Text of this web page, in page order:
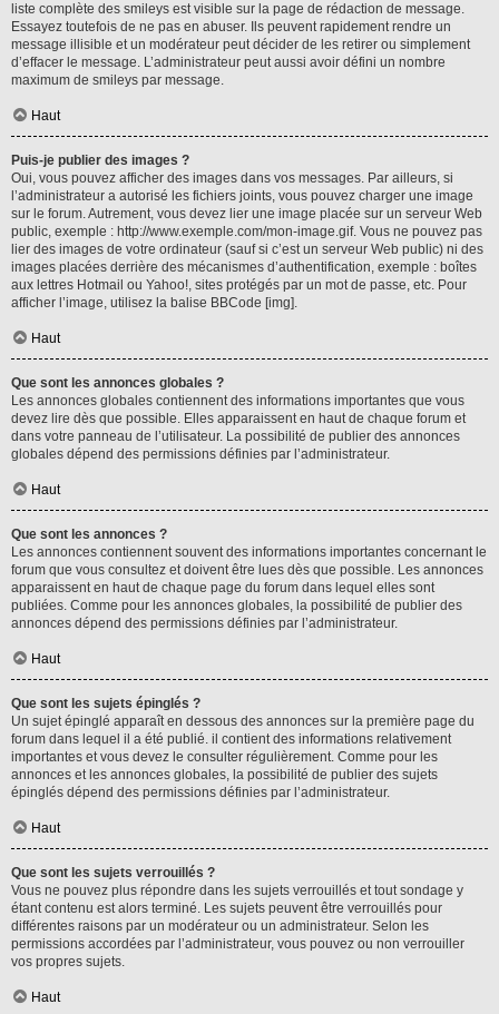
liste complète des smileys est visible sur la page de rédaction de message.
Essayez toutefois de ne pas en abuser. Ils peuvent rapidement rendre un
message illisible et un modérateur peut décider de les retirer ou simplement
d’effacer le message. L’administrateur peut aussi avoir défini un nombre
maximum de smileys par message.
Haut
Puis-je publier des images ?
Oui, vous pouvez afficher des images dans vos messages. Par ailleurs, si
l’administrateur a autorisé les fichiers joints, vous pouvez charger une image
sur le forum. Autrement, vous devez lier une image placée sur un serveur Web
public, exemple : http://www.exemple.com/mon-image.gif. Vous ne pouvez pas
lier des images de votre ordinateur (sauf si c’est un serveur Web public) ni des
images placées derrière des mécanismes d’authentification, exemple : boîtes
aux lettres Hotmail ou Yahoo!, sites protégés par un mot de passe, etc. Pour
afficher l’image, utilisez la balise BBCode [img].
Haut
Que sont les annonces globales ?
Les annonces globales contiennent des informations importantes que vous
devez lire dès que possible. Elles apparaissent en haut de chaque forum et
dans votre panneau de l’utilisateur. La possibilité de publier des annonces
globales dépend des permissions définies par l’administrateur.
Haut
Que sont les annonces ?
Les annonces contiennent souvent des informations importantes concernant le
forum que vous consultez et doivent être lues dès que possible. Les annonces
apparaissent en haut de chaque page du forum dans lequel elles sont
publiées. Comme pour les annonces globales, la possibilité de publier des
annonces dépend des permissions définies par l’administrateur.
Haut
Que sont les sujets épinglés ?
Un sujet épinglé apparaît en dessous des annonces sur la première page du
forum dans lequel il a été publié. il contient des informations relativement
importantes et vous devez le consulter régulièrement. Comme pour les
annonces et les annonces globales, la possibilité de publier des sujets
épinglés dépend des permissions définies par l’administrateur.
Haut
Que sont les sujets verrouillés ?
Vous ne pouvez plus répondre dans les sujets verrouillés et tout sondage y
étant contenu est alors terminé. Les sujets peuvent être verrouillés pour
différentes raisons par un modérateur ou un administrateur. Selon les
permissions accordées par l’administrateur, vous pouvez ou non verrouiller
vos propres sujets.
Haut